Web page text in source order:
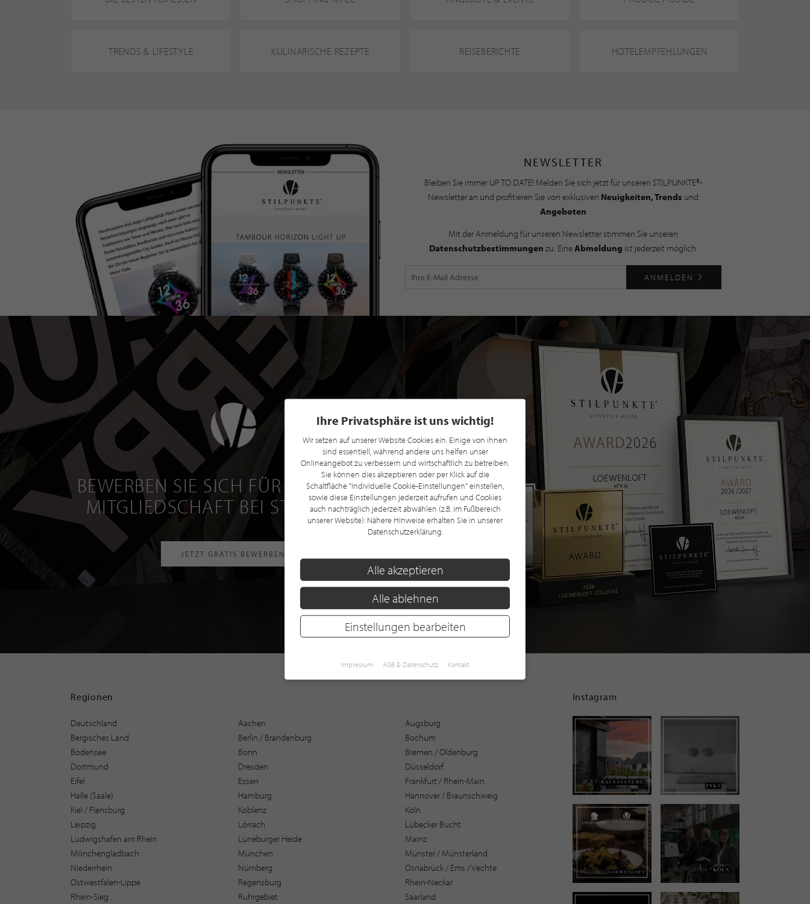
TRENDS & LIFESTYLE KULINARISCHE REZEPTE REISEBERICHTE HOTELEMPFEHLUNGEN
NEWSLETTER
Bleiben Sie immer UP TO DATE! Melden Sie sich jetzt für unseren STILPUNKTE®-
Newsletter an und profitieren Sie von exklusiven Neuigkeiten, Trends und
Angeboten
Mit der Anmeldung für unseren Newsletter stimmen Sie unseren
Datenschutzbestimmungen zu. EineAbmeldung ist jederzeit möglich.
ANMELDEN
BEWERBEN SIE SICH FÜR EINE GRATIS
MITGLIEDSCHAFT BEI STILPUNKTE®
JETZT GRATIS BEWERBEN
Regionen
Deutschland Aachen
Augsburg
Bergisches Land
Berlin / Brandenburg
Bochum
Bodensee
Bonn
Bremen / Oldenburg
Dortmund
Dresden
Düsseldorf
Eifel
Essen
Frankfurt / Rhein-Main
Halle (Saale)
Hamburg
Hannover / Braunschweig
Kiel / Flensburg
Koblenz
Köln
Leipzig
Lörrach
Lübecker Bucht
Ludwigshafen am Rhein
Lüneburger Heide
Mainz
Mönchengladbach
München
Münster / Münsterland
Niederrhein
Nürnberg
Osnabrück / Ems / Vechte
Ostwestfalen-Lippe
Regensburg
Rhein-Neckar
Rhein-Sieg
Ruhrgebiet
Saarland
Instagram
Ihre Privatsphäre ist uns wichtig!
Wir setzen auf unserer Website Cookies ein. Einige von ihnen
sind essentiell, während andere uns helfen unser
Onlineangebot zu verbessern und wirtschaftlich zu betreiben.
Sie können dies akzeptieren oder per Klick auf die
Schaltfläche "Individuelle Cookie-Einstellungen" einstellen,
sowie diese Einstellungen jederzeit aufrufen und Cookies
auch nachträglich jederzeit abwählen (z.B. im Fußbereich
unserer Website). Nähere Hinweise erhalten Sie in unserer
Datenschutzerklärung.
Alle akzeptieren
Alle ablehnen
Einstellungen bearbeiten
Impressum AGB & Datenschutz Kontakt